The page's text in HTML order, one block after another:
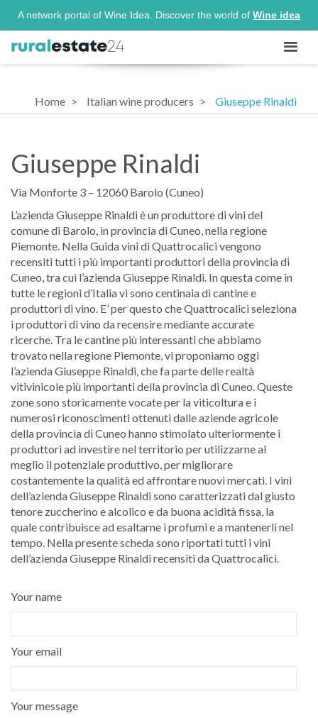
A network portal of Wine Idea. Discover the world of Wine idea
Home Italian wine producers Giuseppe Rinaldi
Giuseppe Rinaldi
Via Monforte 3 – 12060 Barolo (Cuneo)
L’azienda Giuseppe Rinaldi è un produttore di vini del
comune di Barolo, in provincia di Cuneo, nella regione
Piemonte. Nella Guida vini di Quattrocalici vengono
recensiti tutti i più importanti produttori della provincia di
Cuneo, tra cui l’azienda Giuseppe Rinaldi. In questa come in
tutte le regioni d’Italia vi sono centinaia di cantine e
produttori di vino. E’ per questo che Quattrocalici seleziona
i produttori di vino da recensire mediante accurate
ricerche. Tra le cantine più interessanti che abbiamo
trovato nella regione Piemonte, vi proponiamo oggi
l’azienda Giuseppe Rinaldi, che fa parte delle realtà
vitivinicole più importanti della provincia di Cuneo. Queste
zone sono storicamente vocate per la viticoltura e i
numerosi riconoscimenti ottenuti dalle aziende agricole
della provincia di Cuneo hanno stimolato ulteriormente i
produttori ad investire nel territorio per utilizzarne al
meglio il potenziale produttivo, per migliorare
costantemente la qualità ed affrontare nuovi mercati. I vini
dell’azienda Giuseppe Rinaldi sono caratterizzati dal giusto
tenore zuccherino e alcolico e da buona acidità fissa, la
quale contribuisce ad esaltarne i profumi e a mantenerli nel
tempo. Nella presente scheda sono riportati tutti i vini
dell’azienda Giuseppe Rinaldi recensiti da Quattrocalici.
Your name
Your email
Your message